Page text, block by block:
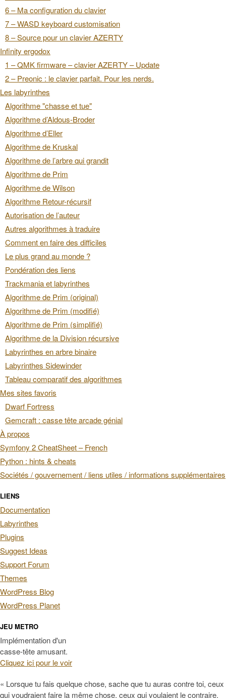
6 – Ma configuration du clavier
7 – WASD keyboard customisation
8 – Source pour un clavier AZERTY
Infinity ergodox
1 – QMK firmware – clavier AZERTY – Update
2 – Preonic : le clavier parfait. Pour les nerds.
Les labyrinthes
Algorithme "chasse et tue"
Algorithme d’Aldous-Broder
Algorithme d’Eller
Algorithme de Kruskal
Algorithme de l’arbre qui grandit
Algorithme de Prim
Algorithme de Wilson
Algorithme Retour-récursif
Autorisation de l’auteur
Autres algorithmes à traduire
Comment en faire des difficiles
Le plus grand au monde ?
Pondération des liens
Trackmania et labyrinthes
Algorithme de Prim (original)
Algorithme de Prim (modifié)
Algorithme de Prim (simplifié)
Algorithme de la Division récursive
Labyrinthes en arbre binaire
Labyrinthes Sidewinder
Tableau comparatif des algorithmes
Mes sites favoris
Dwarf Fortress
Gemcraft : casse tête arcade génial
À propos
Symfony 2 CheatSheet – French
Python : hints & cheats
Sociétés / gouvernement / liens utiles / informations supplémentaires
LIENS
Documentation
Labyrinthes
Plugins
Suggest Ideas
Support Forum
Themes
WordPress Blog
WordPress Planet
JEU METRO
Implémentation d'un
casse-tête amusant.
Cliquez ici pour le voir
« Lorsque tu fais quelque chose, sache que tu auras contre toi, ceux
qui voudraient faire la même chose, ceux qui voulaient le contraire,